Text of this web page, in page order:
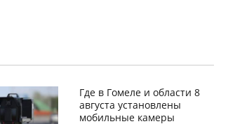
Где в Гомеле и области 8
августа установлены
мобильные камеры